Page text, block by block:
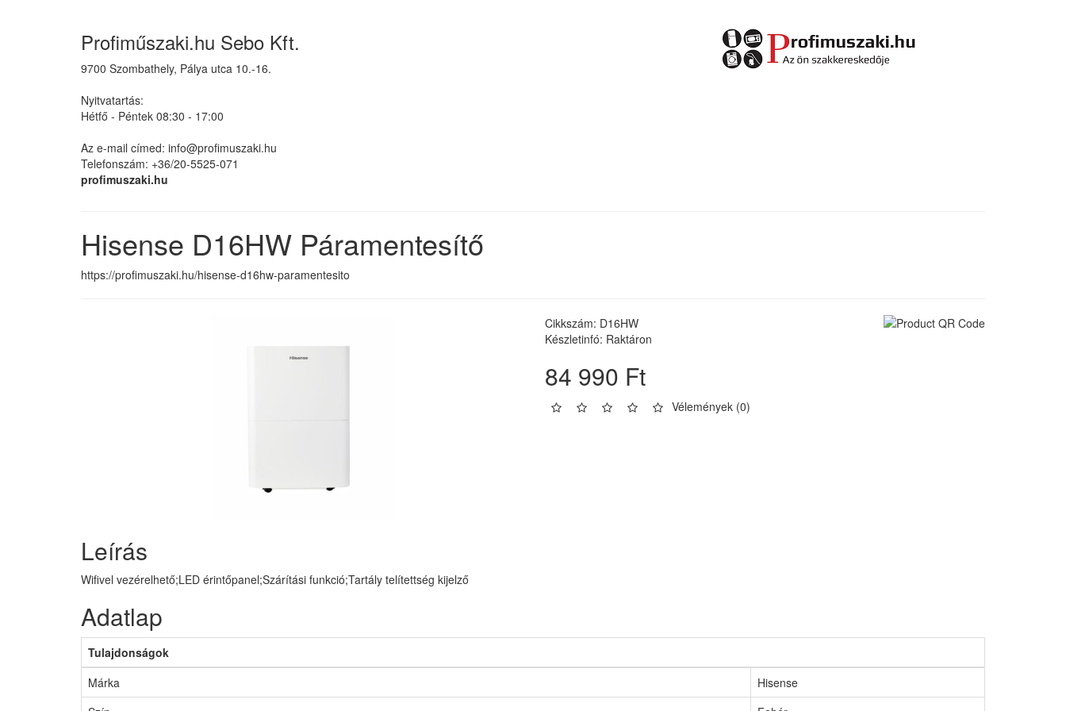
Profiműszaki.hu Sebo Kft.
9700 Szombathely, Pálya utca 10.-16.
Nyitvatartás:
Hétfő - Péntek 08:30 - 17:00
Az e-mail címed: info@profimuszaki.hu
Telefonszám: +36/20-5525-071
profimuszaki.hu
Hisense D16HW Páramentesítő
https://profimuszaki.hu/hisense-d16hw-paramentesito
Cikkszám: D16HW
Készletinfó: Raktáron
84 990 Ft
Vélemények (0)
Leírás
Wifivel vezérelhető;LED érintőpanel;Szárítási funkció;Tartály telítettség kijelző
Adatlap
Tulajdonságok
Márka
Hisense